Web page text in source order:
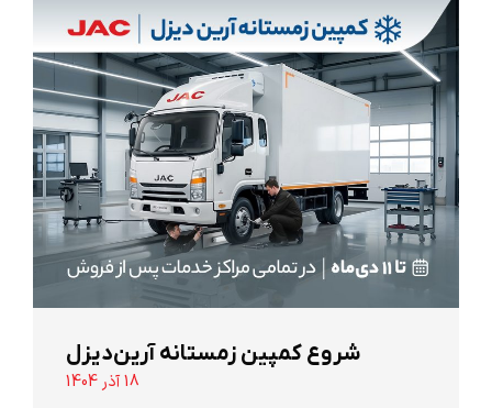
شروع کمپین زمستانه آرین‌دیزل
18 آذر 1404